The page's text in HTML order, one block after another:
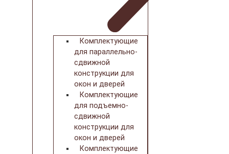
Комплектующие
для параллельно-
сдвижной
конструкции для
окон и дверей
Комплектующие
для подъемно-
сдвижной
конструкции для
окон и дверей
Комплектующие